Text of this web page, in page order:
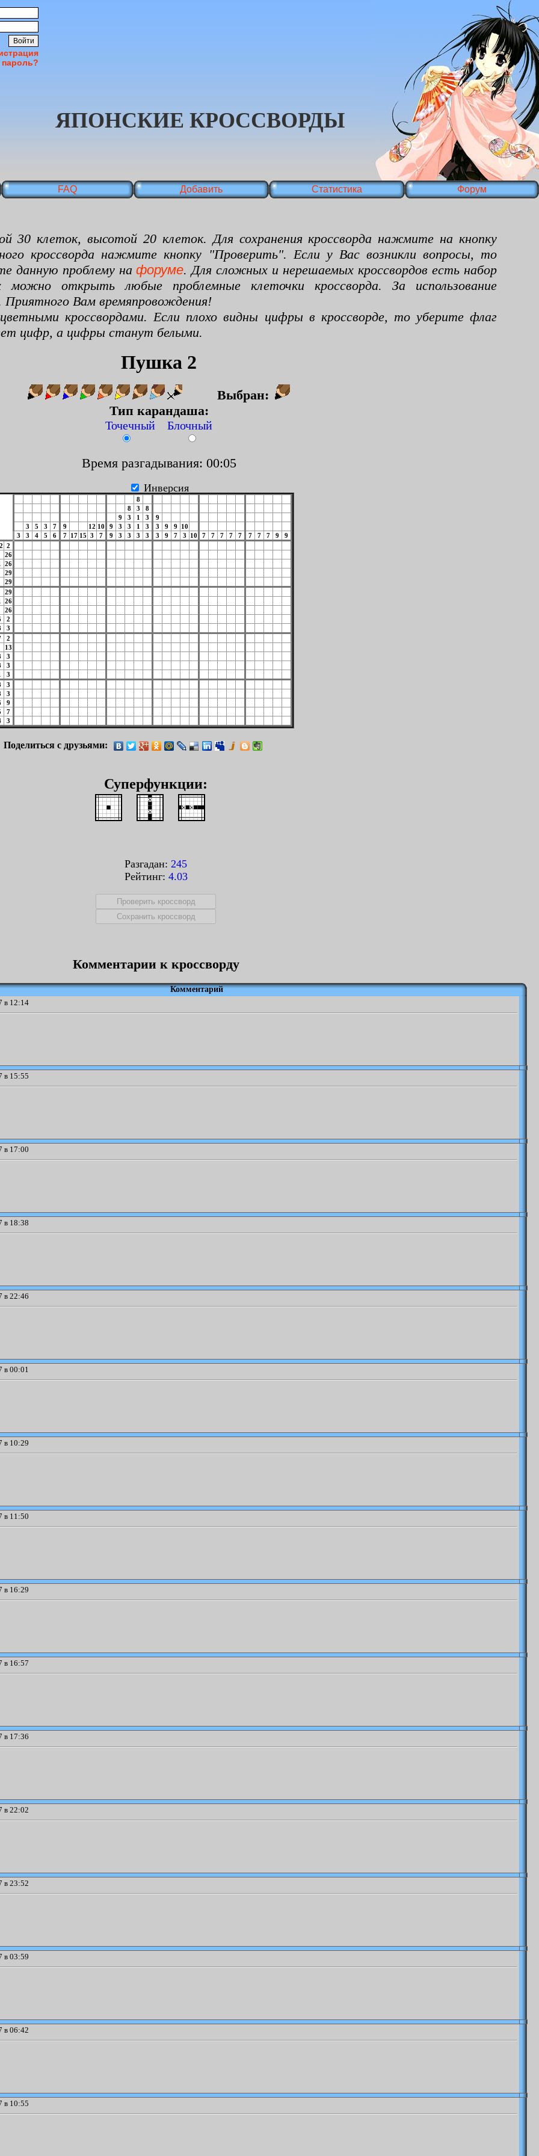
ЯПОНСКИЕ КРОССВОРДЫ
FAQ Добавить Статистика Форум
клеток, высотой 20 клеток. Для сохранения кроссворда нажмите на кнопку
кроссворда нажмите кнопку "Проверить". Если у Вас возникли вопросы, то
данную проблему нафоруме. Для сложных и нерешаемых кроссвордов есть набор
открыть любые проблемные клеточки кроссворда. За использование
Вам времяпровождения!
кроссвордами. Если плохо видны цифры в кроссворде, то уберите флаг
цифр, а цифры станут белыми.
Пушка 2
Выбран:
Тип карандаша:
Точечный Блочный
Время разгадывания: 00:06
Инверсия
8
8
3
8
9
3 1 3
9
3
5 3 7 9 12 10 9 3 3 1 3 3 9 9
10
3
3 4 5 6 7 17 15 3 7 9 3 3 3 3 3 9 7 3 10 7 7 7 7 7 7 7 7 9
9
2
26
26
29
29
29
26
26
2
3
2
13
3
3
3
3
3
9
7
3
Поделиться с друзьями:
Суперфункции:
Разгадан: 245
Рейтинг: 4.03
Комментарии к кроссворду
Комментарий
в 12:14
в 15:55
в 17:00
в 18:38
в 22:46
в 00:01
в 10:29
в 11:50
в 16:29
в 16:57
в 17:36
в 22:02
в 23:52
в 03:59
в 06:42
в 10:55